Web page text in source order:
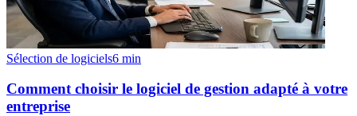
Sélection de logiciels6 min
Comment choisir le logiciel de gestion adapté à votre
entreprise